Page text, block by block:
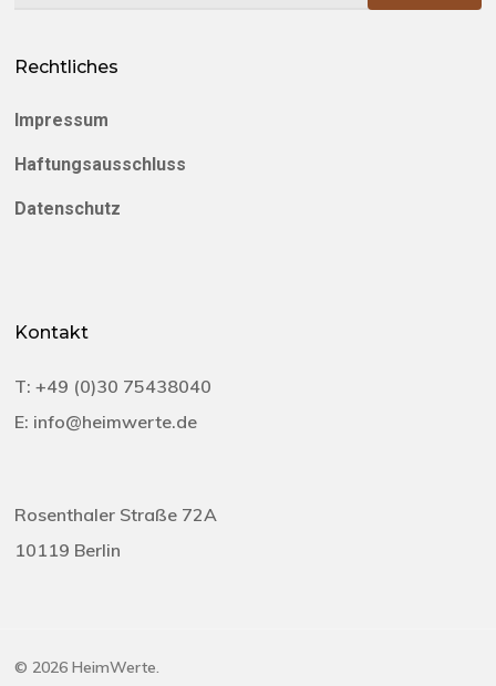
Rechtliches
Impressum
Haftungsausschluss
Datenschutz
Kontakt
T:+49 (0)30 75438040‬
E: info@heimwerte.de
Rosenthaler Straße 72A
10119 Berlin
© 2026 HeimWerte.